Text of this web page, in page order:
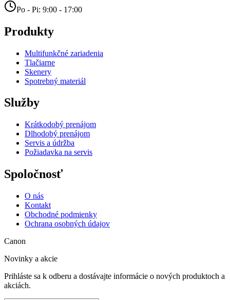
Po - Pi: 9:00 - 17:00
Produkty
Multifunkčné zariadenia
Tlačiarne
Skenery
Spotrebný materiál
Služby
Krátkodobý prenájom
Dlhodobý prenájom
Servis a údržba
Požiadavka na servis
Spoločnosť
O nás
Kontakt
Obchodné podmienky
Ochrana osobných údajov
Canon
Novinky a akcie
Prihláste sa k odberu a dostávajte informácie o nových produktoch a
akciách.